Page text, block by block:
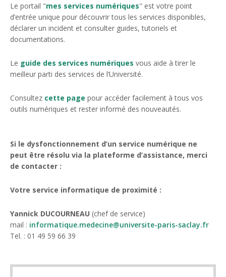
Le portail "mes services numériques" est votre point
d’entrée unique pour découvrir tous les services disponibles,
déclarer un incident et consulter guides, tutoriels et
documentations.
Le guide des services numériques vous aide à tirer le
meilleur parti des services de l’Université.
Consultez cette page pour accéder facilement à tous vos
outils numériques et rester informé des nouveautés.
Si le dysfonctionnement d’un service numérique ne
peut être résolu via la plateforme d’assistance, merci
de contacter :
Votre service informatique de proximité :
Yannick DUCOURNEAU (chef de service)
mail : informatique.medecine@universite-paris-saclay.fr
Tel. : 01 49 59 66 39